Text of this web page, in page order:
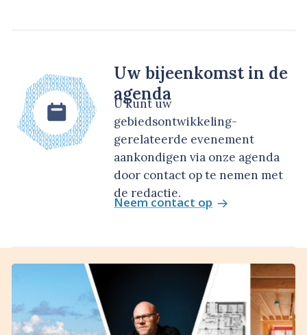
Uw bijeenkomst in de
agenda
U kunt uw
gebiedsontwikkeling-
gerelateerde evenement
aankondigen via onze agenda
door contact op te nemen met
de redactie.
Neem contact op